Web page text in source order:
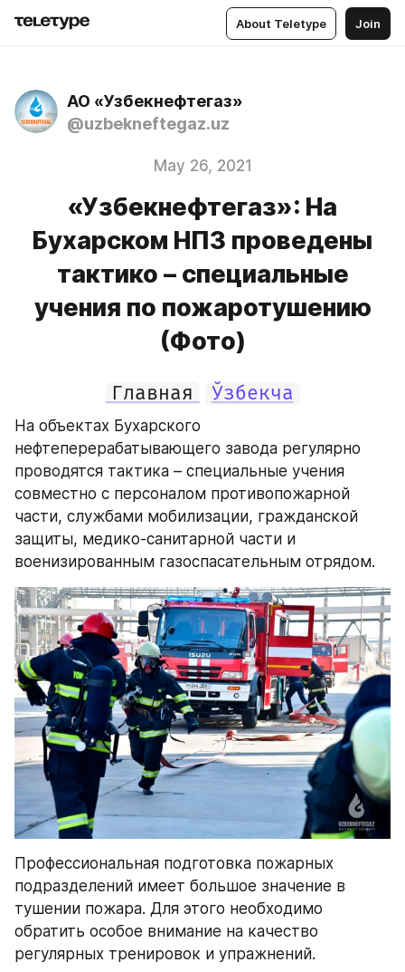
About Teletype Join
АО «Узбекнефтегаз»
@uzbekneftegaz.uz
May 26, 2021
«Узбекнефтегаз»: На
Бухарском НПЗ проведены
тактико – специальные
учения по пожаротушению
(Фото)
Главная Ўзбекча
На объектах Бухарского
нефтеперерабатывающего завода регулярно
проводятся тактика – специальные учения
совместно с персоналом противопожарной
части, службами мобилизации, гражданской
защиты, медико-санитарной части и
военизированным газоспасательным отрядом.
Профессиональная подготовка пожарных
подразделений имеет большое значение в
тушении пожара. Для этого необходимо
обратить особое внимание на качество
регулярных тренировок и упражнений.